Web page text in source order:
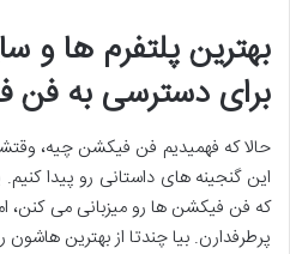
بهترین پلتفرم ها و
برای دسترسی به فن
حالا که فهمیدیم فن فیکشن چیه،
این گنجینه های داستانی رو پیدا
که فن فیکشن ها رو میزبانی می
پرطرفدارن. بیا چندتا از بهترین هاشون